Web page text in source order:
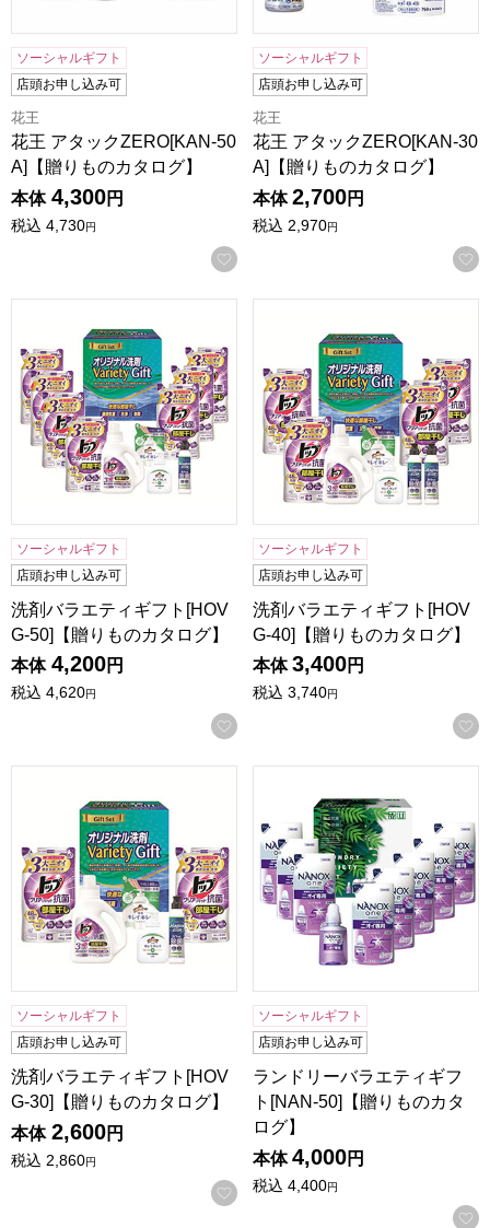
ソーシャルギフト
店頭お申し込み可
花王
花王 アタックZERO[KAN-50
A]【贈りものカタログ】
本体 4,300円
税込 4,730円
お気に入りに登録する
ソーシャルギフト
店頭お申し込み可
花王
花王 アタックZERO[KAN-30
A]【贈りものカタログ】
本体 2,700円
税込 2,970円
ソーシャルギフト
店頭お申し込み可
洗剤バラエティギフト[HOV
G-50]【贈りものカタログ】
本体 4,200円
税込 4,620円
お気に入りに登録する
ソーシャルギフト
店頭お申し込み可
洗剤バラエティギフト[HOV
G-40]【贈りものカタログ】
本体 3,400円
税込 3,740円
ソーシャルギフト
店頭お申し込み可
洗剤バラエティギフト[HOV
G-30]【贈りものカタログ】
本体 2,600円
税込 2,860円
お気に入りに登録する
ソーシャルギフト
店頭お申し込み可
ランドリーバラエティギフ
ト[NAN-50]【贈りものカタ
ログ】
本体 4,000円
税込 4,400円